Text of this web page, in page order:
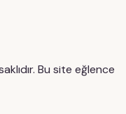
Bu site eğlence